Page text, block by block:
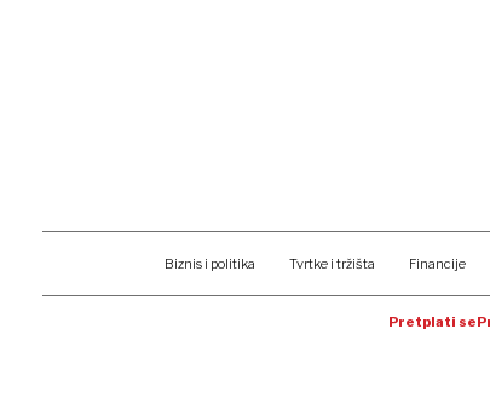
Biznis i politika Tvrtke i tržišta Financije
Pretplati se